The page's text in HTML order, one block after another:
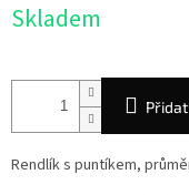
cena:
Skladem
Rendlík s puntíkem,